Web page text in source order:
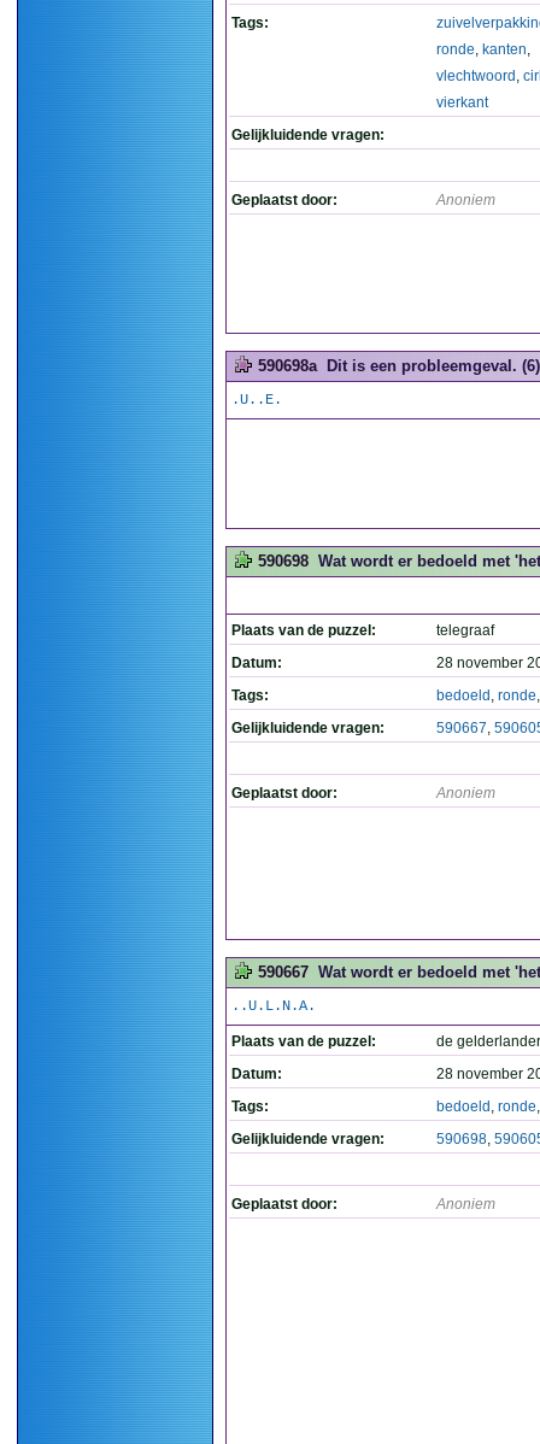
Tags:
ronde, kanten,
vlechtwoord ,
vierkant
Gelijkluidende vragen:
Geplaatst door: Anoniem
590698a Dit is een probleemgeval. (6)
.U..E.
590698 Wat wordt er bedoeld met
Plaats van de puzzel:
telegraaf
Datum:
28 november
Tags:
bedoeld , ronde
Gelijkluidende vragen:
590667,
Geplaatst door: Anoniem
590667 Wat wordt er bedoeld met
..U.L.N.A.
Plaats van de puzzel:
de gelderlander
Datum:
28 november
Tags:
bedoeld , ronde
Gelijkluidende vragen:
590698,
Geplaatst door: Anoniem